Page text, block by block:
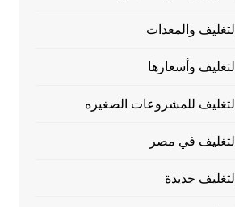
والمعدات
وأسعارها
للمشروعات الصغيره
في مصر
جديدة